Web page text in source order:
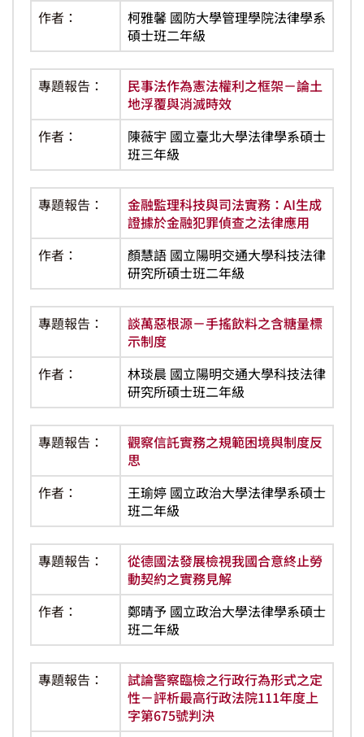
作者：
柯雅馨 國防大學管理學院法律學系
碩士班二年級
專題報告：
民事法作為憲法權利之框架－論土
地浮覆與消滅時效
作者：
陳薇宇 國立臺北大學法律學系碩士
班三年級
專題報告：
金融監理科技與司法實務：AI生成
證據於金融犯罪偵查之法律應用
作者：
顏慧語 國立陽明交通大學科技法律
研究所碩士班二年級
專題報告：
談萬惡根源－手搖飲料之含糖量標
示制度
作者：
林琰晨 國立陽明交通大學科技法律
研究所碩士班二年級
專題報告：
觀察信託實務之規範困境與制度反
思
作者：
王瑜婷 國立政治大學法律學系碩士
班二年級
專題報告：
從德國法發展檢視我國合意終止勞
動契約之實務見解
作者：
鄭晴予 國立政治大學法律學系碩士
班二年級
專題報告：
試論警察臨檢之行政行為形式之定
性－評析最高行政法院111年度上
字第675號判決